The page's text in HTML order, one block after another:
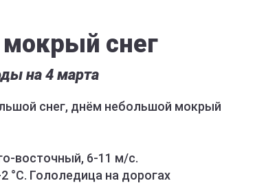
снег
на 4 марта
снег, днём небольшой мокрый
восточный, 6-11 м/с.
°C. Гололедица на дорогах